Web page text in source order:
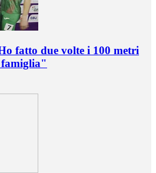
fatto due volte i 100 metri
famiglia"